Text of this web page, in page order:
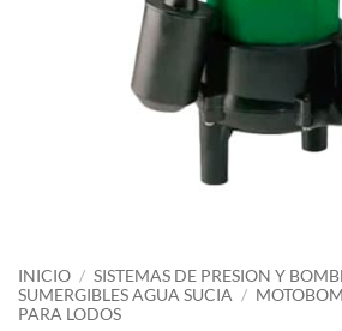
INICIO / SISTEMAS DE PRESION Y
SUMERGIBLES AGUA SUCIA /
PARA LODOS